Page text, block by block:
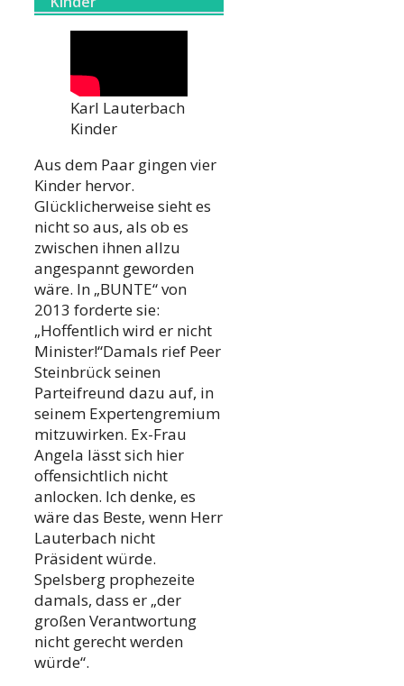
Karl Lauterbach
Kinder
Aus dem Paar gingen vier
Kinder hervor.
Glücklicherweise sieht es
nicht so aus, als ob es
zwischen ihnen allzu
angespannt geworden
wäre. In „BUNTE“ von
2013 forderte sie:
„Hoffentlich wird er nicht
Minister!“Damals rief Peer
Steinbrück seinen
Parteifreund dazu auf, in
seinem Expertengremium
mitzuwirken. Ex-Frau
Angela lässt sich hier
offensichtlich nicht
anlocken. Ich denke, es
wäre das Beste, wenn Herr
Lauterbach nicht
Präsident würde.
Spelsberg prophezeite
damals, dass er „der
großen Verantwortung
nicht gerecht werden
würde“.